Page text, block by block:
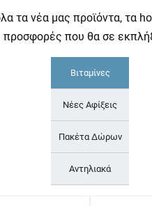
τα νέα μας προϊόντα, τα
προσφορές που θα σε
Βιταμίνες
Νέες Αφίξεις
Πακέτα Δώρων
Αντηλιακά